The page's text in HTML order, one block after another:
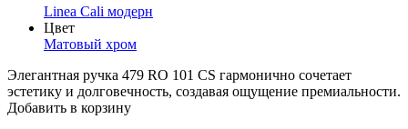
Linea Cali модерн
Цвет
Матовый хром
Элегантная ручка 479 RO 101 CS гармонично сочетает
эстетику и долговечность, создавая ощущение премиальности.
Добавить в корзину